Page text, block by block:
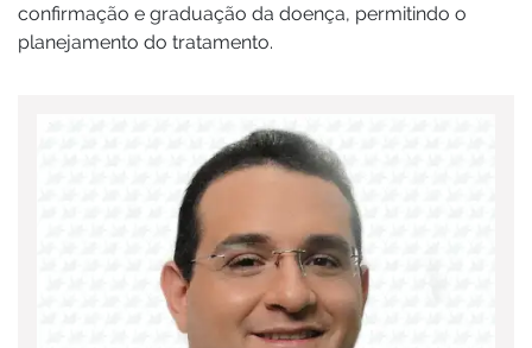
confirmação e graduação da doença, permitindo o
planejamento do tratamento.